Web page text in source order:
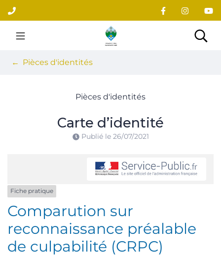
Aller
au
contenu
Site officiel du village
Pièces d'identités
Pièces d'identités
Carte d’identité
Publié le 26/07/2021
Fiche pratique
Comparution sur
reconnaissance préalable
de culpabilité (CRPC)